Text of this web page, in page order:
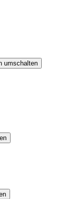
umschalten